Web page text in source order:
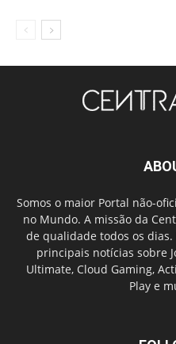
Somos o maior Portal não-
no Mundo. A missão da
de qualidade todos os
principais notícias sobre
Ultimate, Cloud Gaming,
Play e